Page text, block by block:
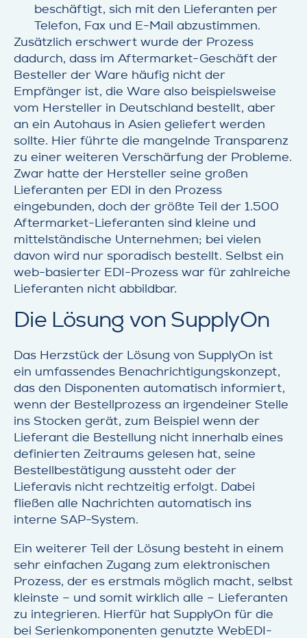
beschäftigt, sich mit den Lieferanten per
Telefon, Fax und E-Mail abzustimmen.
Zusätzlich erschwert wurde der Prozess
dadurch, dass im Aftermarket-Geschäft der
Besteller der Ware häufig nicht der
Empfänger ist, die Ware also beispielsweise
vom Hersteller in Deutschland bestellt, aber
an ein Autohaus in Asien geliefert werden
sollte. Hier führte die mangelnde Transparenz
zu einer weiteren Verschärfung der Probleme.
Zwar hatte der Hersteller seine großen
Lieferanten per EDI in den Prozess
eingebunden, doch der größte Teil der 1.500
Aftermarket-Lieferanten sind kleine und
mittelständische Unternehmen; bei vielen
davon wird nur sporadisch bestellt. Selbst ein
web-basierter EDI-Prozess war für zahlreiche
Lieferanten nicht abbildbar.
Die Lösung von SupplyOn
Das Herzstück der Lösung von SupplyOn ist
ein umfassendes Benachrichtigungskonzept,
das den Disponenten automatisch informiert,
wenn der Bestellprozess an irgendeiner Stelle
ins Stocken gerät, zum Beispiel wenn der
Lieferant die Bestellung nicht innerhalb eines
definierten Zeitraums gelesen hat, seine
Bestellbestätigung aussteht oder der
Lieferavis nicht rechtzeitig erfolgt. Dabei
fließen alle Nachrichten automatisch ins
interne SAP-System.
Ein weiterer Teil der Lösung besteht in einem
sehr einfachen Zugang zum elektronischen
Prozess, der es erstmals möglich macht, selbst
kleinste – und somit wirklich alle – Lieferanten
zu integrieren. Hierfür hat SupplyOn für die
bei Serienkomponenten genutzte WebEDI-